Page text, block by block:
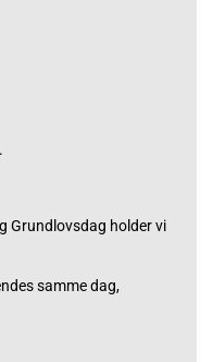
Grundlovsdag holder vi
samme dag,